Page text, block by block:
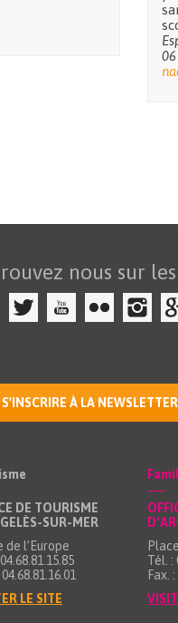
nous sur
S'INSCRIRE À LA NEWSLETTER
DE TOURISME
SUR-MER
de l’Europe
04.68.81.16.01
LE SITE
Tél. :
Fax.